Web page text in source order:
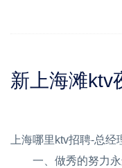
新上海滩ktv
上海哪里ktv招聘-总
一、做秀的努力永